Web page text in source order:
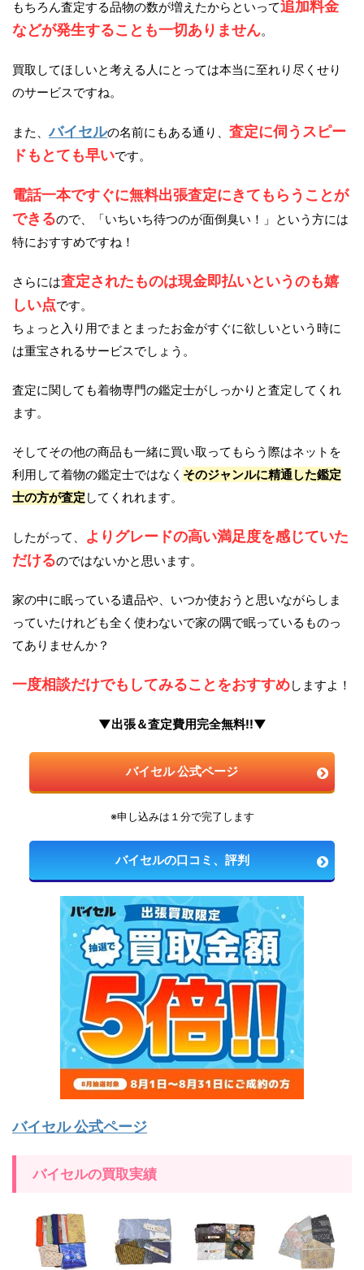
もちろん査定する品物の数が増えたからといって追加料金
などが発生することも一切ありません。
買取してほしいと考える人にとっては本当に至れり尽くせり
のサービスですね。
また、バイセルの名前にもある通り、 査定に伺うスピー
ドもとても早いです。
電話一本ですぐに無料出張査定にきてもらうことが
できるので、「いちいち待つのが面倒臭い！」という方には
特におすすめですね！
さらには査定されたものは現金即払いというのも嬉
しい点です。
ちょっと入り用でまとまったお金がすぐに欲しいという時に
は重宝されるサービスでしょう。
査定に関しても着物専門の鑑定士がしっかりと査定してくれ
ます。
そしてその他の商品も一緒に買い取ってもらう際はネットを
利用して着物の鑑定士ではなく そのジャンルに精通した鑑定
士の方が査定 してくれれます。
したがって、
よりグレードの高い満足度を感じていた
だけるのではないかと思います。
家の中に眠っている遺品や、いつか使おうと思いながらしま
っていたけれども全く使わないで家の隅で眠っているものっ
てありませんか？
一度相談だけでもしてみることをおすすめしますよ！
▼出張＆査定費用完全無料!!▼
バイセル 公式ページ
※申し込みは１分で完了します
バイセルの口コミ、評判
バイセル 公式ページ
バイセルの買取実績